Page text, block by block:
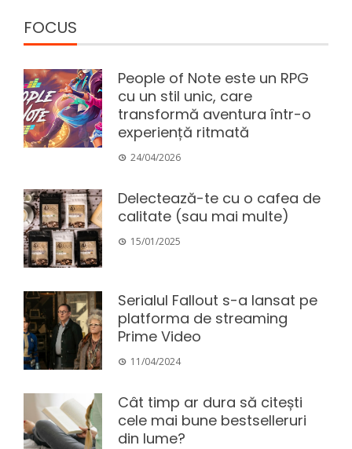
FOCUS
People of Note este un RPG
cu un stil unic, care
transformă aventura într-o
experiență ritmată
24/04/2026
Delectează-te cu o cafea de
calitate (sau mai multe)
15/01/2025
Serialul Fallout s-a lansat pe
platforma de streaming
Prime Video
11/04/2024
Cât timp ar dura să citești
cele mai bune bestselleruri
din lume?